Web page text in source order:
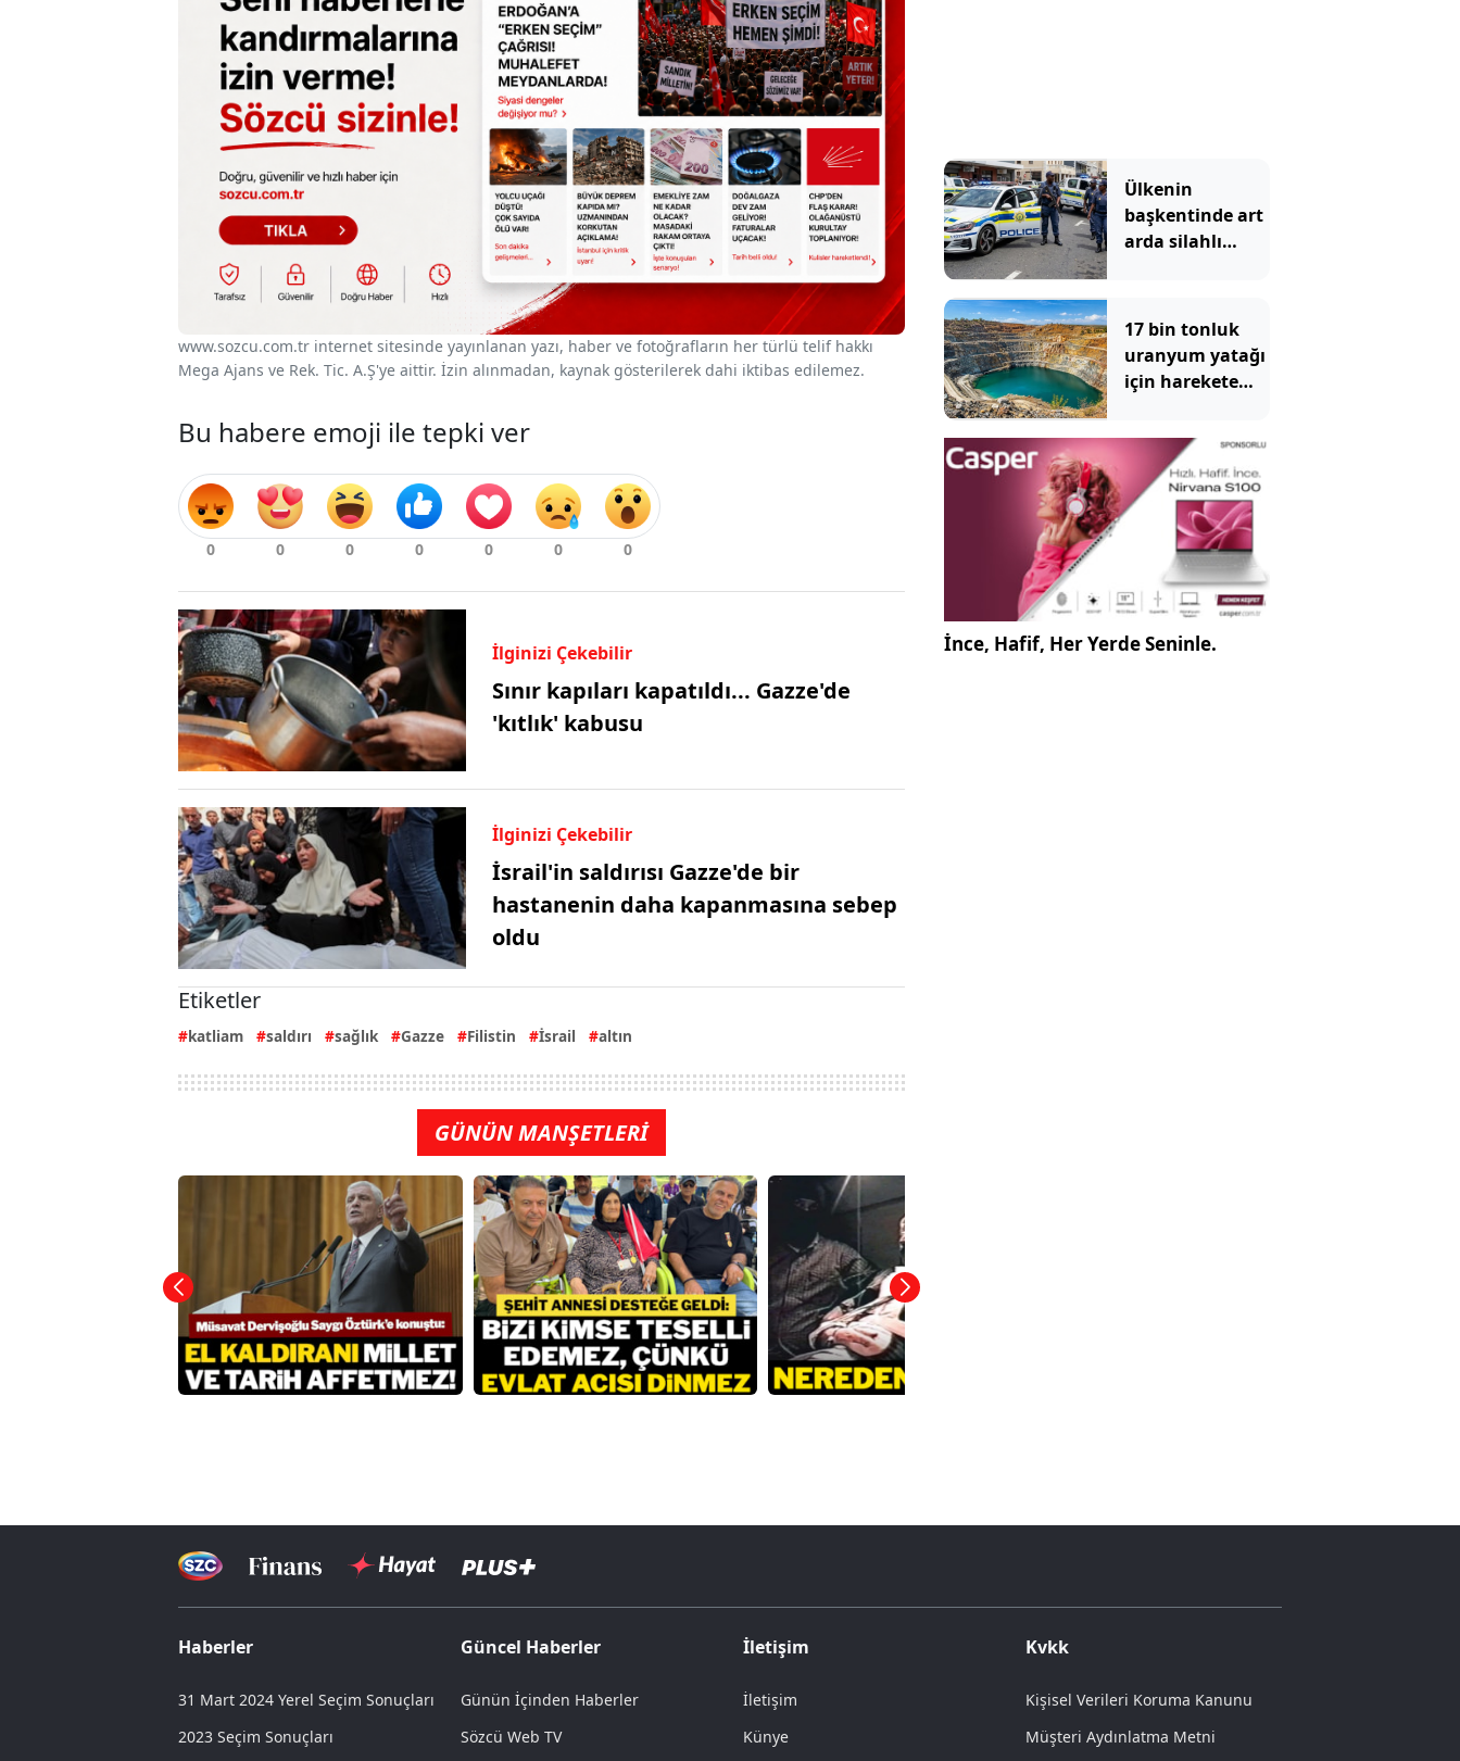
www.sozcu.com.tr internet sitesinde yayınlanan yazı, haber ve fotoğrafların her türlü telif hakkı
Mega Ajans ve Rek. Tic. A.Ş'ye aittir. İzin alınmadan, kaynak gösterilerek dahi iktibas edilemez.
Bu habere emoji ile tepki ver
İlginizi Çekebilir
Sınır kapıları kapatıldı... Gazze'de
'kıtlık' kabusu
İlginizi Çekebilir
İsrail'in saldırısı Gazze'de bir
hastanenin daha kapanmasına sebep
oldu
Etiketler
katliam saldırı sağlık Gazze Filistin İsrail altın
GÜNÜN MANŞETLERİ
Ülkenin
başkentinde art
arda silahlı
17 bin tonluk
uranyum yatağı
için harekete
noktada sondaj
yapılacak
İnce, Hafif, Her Yerde Seninle.
Haberler
31 Mart 2024 Yerel Seçim Sonuçları
2023 Seçim Sonuçları
Güncel Haberler
Günün İçinden Haberler
Sözcü Web TV
İletişim
İletişim
Künye
Kvkk
Kişisel Verileri Koruma Kanunu
Müşteri Aydınlatma Metni